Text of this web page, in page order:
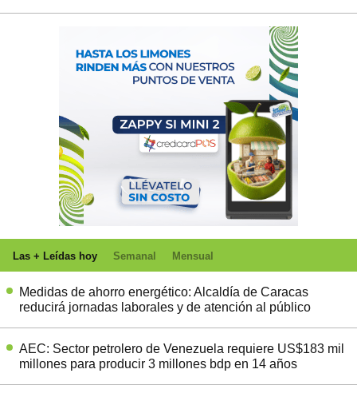
Las + Leídas hoy Semanal Mensual
Medidas de ahorro energético: Alcaldía de Caracas
reducirá jornadas laborales y de atención al público
AEC: Sector petrolero de Venezuela requiere US$183 mil
millones para producir 3 millones bdp en 14 años